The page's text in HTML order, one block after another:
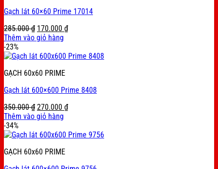
Gạch lát 60×60 Prime 17014
285.000₫ Original
price
285.000 ₫.
170.000 ₫Current
170.000 ₫.
Thêm vào giỏ hàng
-23%
GẠCH 60x60 PRIME
Gạch lát 600×600 Prime 8408
350.000₫ Original
price
350.000 ₫.
270.000 ₫Current
270.000 ₫.
Thêm vào giỏ hàng
-34%
GẠCH 60x60 PRIME